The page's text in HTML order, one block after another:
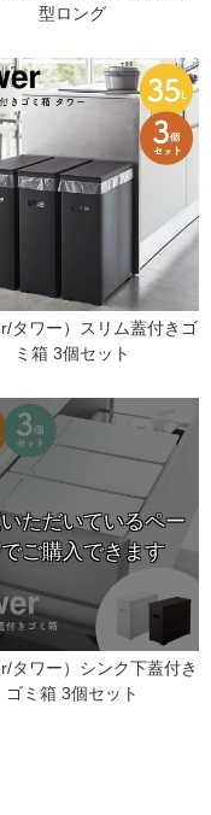
型ロング
タワー）スリム蓋付きゴ
ミ箱 3個セット
タワー）シンク下蓋付き
ゴミ箱 3個セット